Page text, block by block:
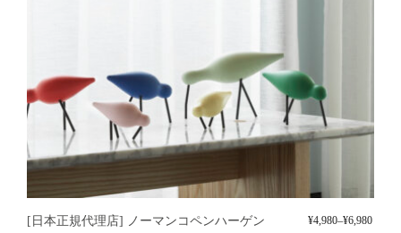
[日本正規代理店] ノーマンコペンハーゲン
¥4,980–¥6,980